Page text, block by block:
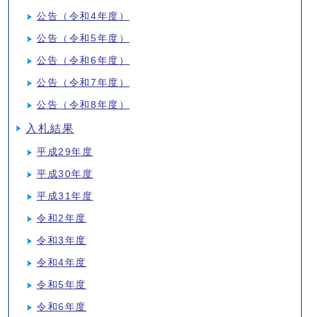
公告（令和4年度）
公告（令和5年度）
公告（令和6年度）
公告（令和7年度）
公告（令和8年度）
入札結果
平成29年度
平成30年度
平成31年度
令和2年度
令和3年度
令和4年度
令和5年度
令和6年度